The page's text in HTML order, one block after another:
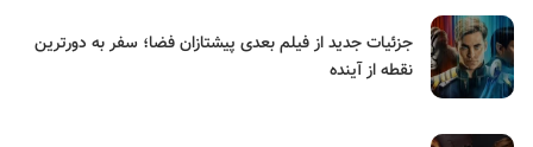
جزئیات جدید از فیلم بعدی پیشتازان فضا؛ سفر به دورترین
نقطه از آینده